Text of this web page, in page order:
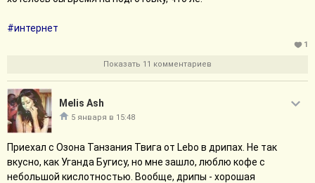
отказалась трахаться с ним за деньги и не за деньги тоже
дрочит в процессе. Оно, правда, встроено в сюжет, но все
#книги
#интернет
1
Показать 11 комментариев
Melis Ash
5 января в 15:48
Приехал с Озона Танзания Твига от Lebo в дрипах. Не так
вкусно, как Уганда Бугису, но мне зашло, люблю кофе с
небольшой кислотностью. Вообще, дрипы - хорошая